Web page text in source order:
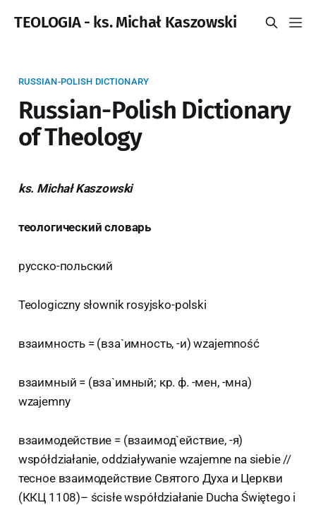
TEOLOGIA - ks. Michał Kaszowski
RUSSIAN-POLISH DICTIONARY
Russian-Polish Dictionary
of Theology
ks. Michał Kaszowski
теологический словарь
русско-польский
Teologiczny słownik rosyjsko-polski
взаимность = (вза`имность, -и) wzajemność
взаимный = (вза`имный; кр. ф. -мен, -мна)
wzajemny
взаимодействие = (взаимод`ействие, -я)
współdziałanie, oddziaływanie wzajemne na siebie //
тесное взаимодействие Святого Духа и Церкви
(ККЦ 1108)– ścisłe współdziałanie Ducha Świętego i